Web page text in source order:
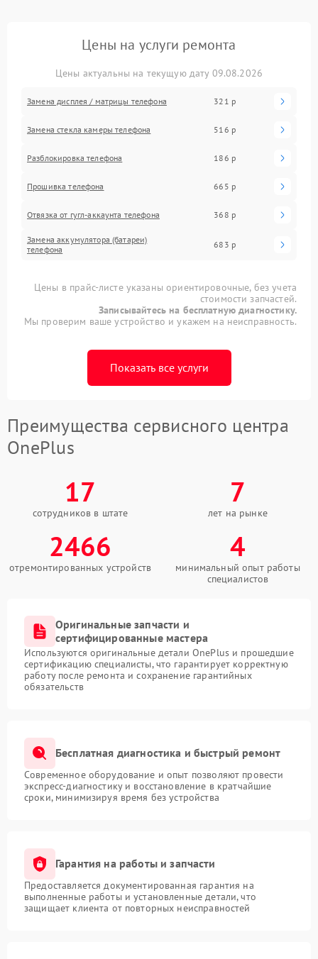
Цены на услуги ремонта
Цены актуальны на текущую дату 09.08.2026
Замена дисплея / матрицы телефона 321 р
Замена стекла камеры телефона 516 р
Разблокировка телефона 186 р
Прошивка телефона 665 р
Отвязка от гугл-аккаунта телефона 368 р
Замена аккумулятора (батареи)
телефона
683 р
Цены в прайс-листе указаны ориентировочные, без учета
стоимости запчастей.
Записывайтесь на бесплатную диагностику.
Мы проверим ваше устройство и укажем на неисправность.
Показать все услуги
Преимущества сервисного центра
OnePlus
17
сотрудников в штате
7
лет на рынке
2466
отремонтированных устройств
4
минимальный опыт работы
специалистов
Оригинальные запчасти и
сертифицированные мастера
Используются оригинальные детали OnePlus и прошедшие
сертификацию специалисты, что гарантирует корректную
работу после ремонта и сохранение гарантийных
обязательств
Бесплатная диагностика и быстрый ремонт
Современное оборудование и опыт позволяют провести
экспресс-диагностику и восстановление в кратчайшие
сроки, минимизируя время без устройства
Гарантия на работы и запчасти
Предоставляется документированная гарантия на
выполненные работы и установленные детали, что
защищает клиента от повторных неисправностей